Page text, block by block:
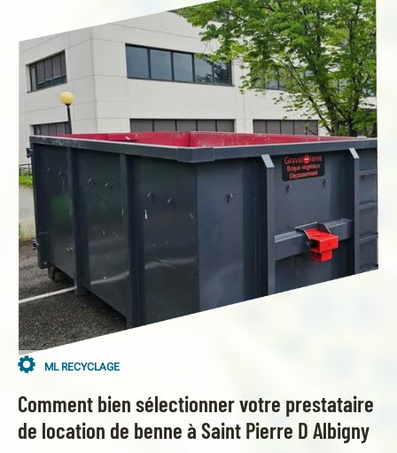
ML RECYCLAGE
Comment bien sélectionner votre prestataire
de location de benne à Saint Pierre D Albigny